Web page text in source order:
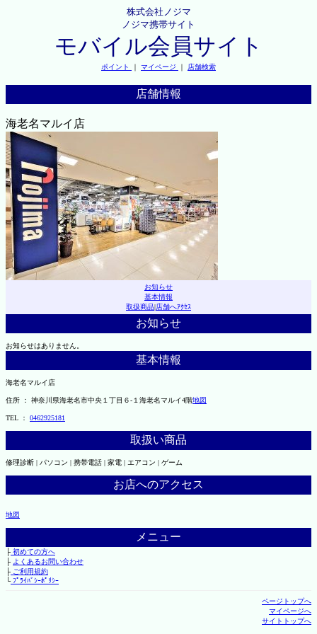
株式会社ノジマ
ノジマ携帯サイト
モバイル会員サイト
ポイント ｜ マイページ ｜ 店舗検索
店舗情報
海老名マルイ店
お知らせ
基本情報
取扱商品|店舗へｱｸｾｽ
お知らせ
お知らせはありません。
基本情報
海老名マルイ店
住所 ： 神奈川県海老名市中央１丁目６-１海老名マルイ4階地図
TEL ： 0462925181
取扱い商品
修理診断 | パソコン | 携帯電話 | 家電 | エアコン | ゲーム
お店へのアクセス
地図
メニュー
├初めての方へ
├ よくあるお問い合わせ
├ご利用規約
└ﾌﾟﾗｲﾊﾞｼｰﾎﾟﾘｼｰ
ページトップへ
マイページへ
サイトトップへ